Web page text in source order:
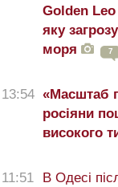
Golden Leo
яку
моря
7
13:54 «Масштаб
росіяни
високого
11:51
В Одесі